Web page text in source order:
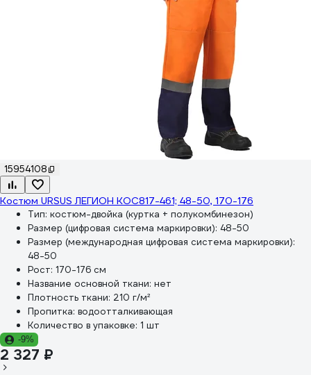
15954108
Костюм URSUS ЛЕГИОН КОС817-461; 48-50, 170-176
Тип: костюм-двойка (куртка + полукомбинезон)
Размер (цифровая система маркировки): 48-50
Размер (международная цифровая система маркировки):
48-50
Рост: 170-176 см
Название основной ткани: нет
Плотность ткани: 210 г/м²
Пропитка: водоотталкивающая
Количество в упаковке: 1 шт
-9%
2 327 ₽